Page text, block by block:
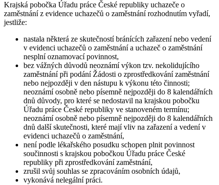
Krajská pobočka Úřadu práce České republiky uchazeče o
zaměstnání z evidence uchazečů o zaměstnání rozhodnutím vyřadí,
jestliže:
nastala některá ze skutečností bránících zařazení nebo vedení
v evidenci uchazečů o zaměstnání a uchazeč o zaměstnání
nesplní oznamovací povinnost,
bez vážných důvodů neoznámí výkon tzv. nekolidujícího
zaměstnání při podání Žádosti o zprostředkování zaměstnání
nebo nejpozději v den nástupu k výkonu této činnosti;
neoznámí osobně nebo písemně nejpozději do 8 kalendářních
dnů důvody, pro které se nedostavil na krajskou pobočku
Úřadu práce České republiky ve stanoveném termínu;
neoznámí osobně nebo písemně nejpozději do 8 kalendářních
dnů další skutečnosti, které mají vliv na zařazení a vedení v
evidenci uchazečů o zaměstnání,
není podle lékařského posudku schopen plnit povinnost
součinnosti s krajskou pobočkou Úřadu práce České
republiky při zprostředkování zaměstnání,
zrušil svůj souhlas se zpracováním osobních údajů,
vykonává nelegální práci.